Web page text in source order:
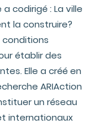
a codirigé : La ville
la construire?
conditions
établir des
Elle a créé en
ARIAction
un réseau
internationaux